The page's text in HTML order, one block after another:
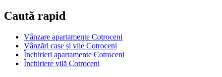
Caută rapid
Vânzare apartamente Cotroceni
Vânzări case și vile Cotroceni
Închirieri apartamente Cotroceni
Închiriere vilă Cotroceni